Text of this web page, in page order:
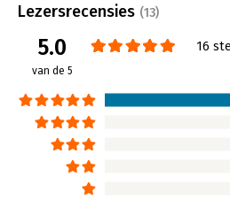
Uitgever:
London Books
Verschijningsdatum:
21-9-2023
Hoofdrubriek:
Lezersrecensies (13)
5.0
van de 5
16